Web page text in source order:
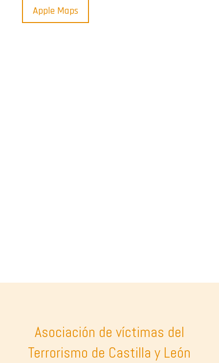
Apple Maps
Asociación de víctimas del
Terrorismo de Castilla y León